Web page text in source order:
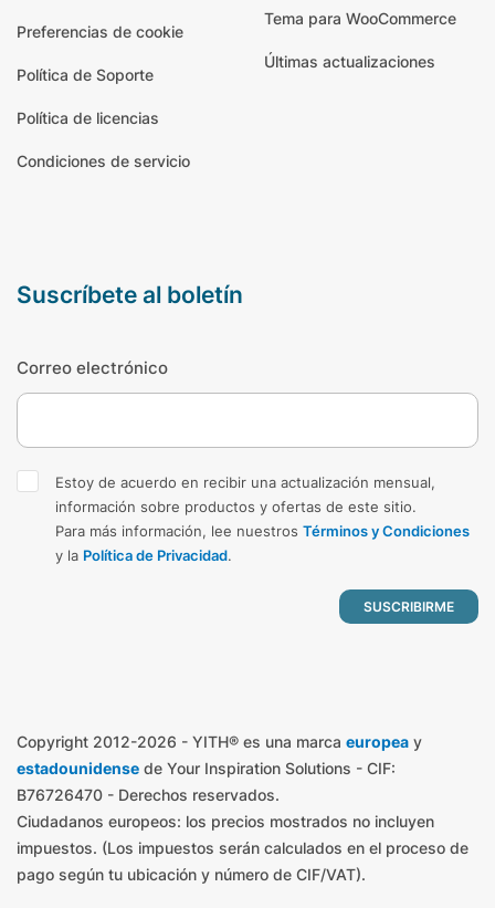
Preferencias de cookie
Política de Soporte
Política de licencias
Condiciones de servicio
Tema para WooCommerce
Últimas actualizaciones
suscríbete al boletín
Correo electrónico
Estoy de acuerdo en recibir una actualización mensual,
información sobre productos y ofertas de este sitio.
Para más información, lee nuestros Términos y Condiciones
y la Política de Privacidad.
Copyright 2012-2026 - YITH® es una marca europea y
estadounidense de Your Inspiration Solutions - CIF:
B76726470 - Derechos reservados.
Ciudadanos europeos: los precios mostrados no incluyen
impuestos. (Los impuestos serán calculados en el proceso de
pago según tu ubicación y número de CIF/VAT).